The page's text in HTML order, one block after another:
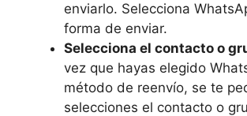
enviarlo. ⁤Selecciona
forma de​ enviar.
Selecciona el contacto o
vez que hayas elegido
⁢método de reenvío, se ⁣te⁣
⁢selecciones el contacto o